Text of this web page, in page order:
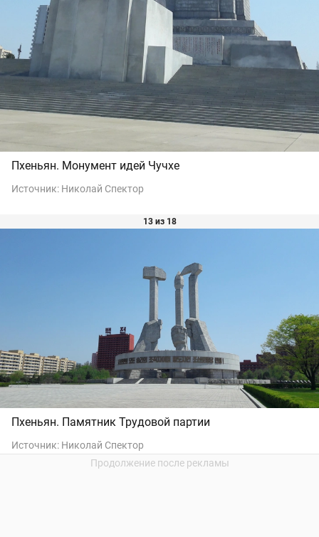
Пхеньян. Монумент идей Чучхе
Источник: Николай Спектор
13 из 18
Пхеньян. Памятник Трудовой партии
Источник: Николай Спектор